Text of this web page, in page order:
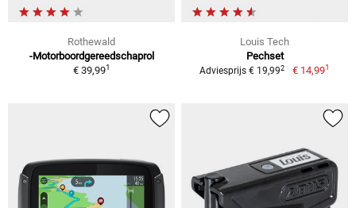
Rothewald
-Motorboordgereedschaprol
€ 39,991
Louis Tech
Pechset
Adviesprijs € 19,992 € 14,991